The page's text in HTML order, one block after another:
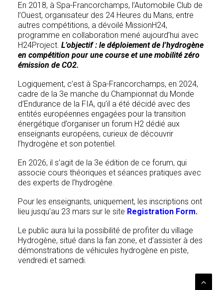
En 2018, à Spa-Francorchamps, l’Automobile Club de
l’Ouest, organisateur des 24 Heures du Mans, entre
autres compétitions, a dévoilé MissionH24,
programme en collaboration mené aujourd’hui avec
H24Project. L’objectif : le déploiement de l’hydrogène
en compétition pour une course et une mobilité zéro
émission de CO2.
Logiquement, c’est à Spa-Francorchamps, en 2024,
cadre de la 3e manche du Championnat du Monde
d’Endurance de la FIA, qu’il a été décidé avec des
entités européennes engagées pour la transition
énergétique d’organiser un forum H2 dédié aux
enseignants européens, curieux de découvrir
l’hydrogène et son potentiel.
En 2026, il s’agit de la 3e édition de ce forum, qui
associe cours théoriques et séances pratiques avec
des experts de l’hydrogène.
Pour les enseignants, uniquement, les inscriptions ont
lieu jusqu’au 23 mars sur le site Registration Form.
Le public aura lui la possibilité de profiter du village
Hydrogène, situé dans la fan zone, et d’assister à des
démonstrations de véhicules hydrogène en piste,
vendredi et samedi.